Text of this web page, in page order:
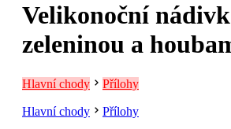
Velikonoční
zeleninou a
Hlavní chody Přílohy
Hlavní chody Přílohy